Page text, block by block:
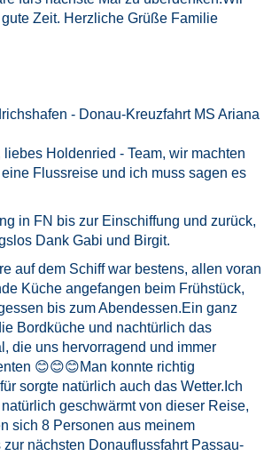
Zeit. Herzliche Grüße Familie
- Donau-Kreuzfahrt MS Ariana
liebes Holdenried - Team, wir machten
Flussreise und ich muss sagen es
in FN bis zur Einschiffung und zurück,
Dank Gabi und Birgit.
auf dem Schiff war bestens, allen voran
Küche angefangen beim Frühstück,
bis zum Abendessen.Ein ganz
Bordküche und nachtürlich das
die uns hervorragend und immer
😊😊😊Man konnte richtig
sorgte natürlich auch das Wetter.Ich
geschwärmt von dieser Reise,
sich 8 Personen aus meinem
zur nächsten Donauflussfahrt Passau-